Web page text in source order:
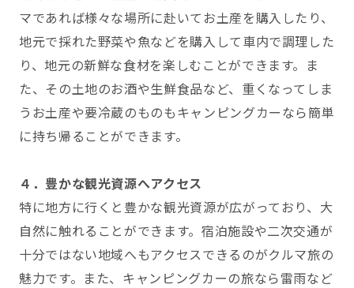
マであれば様々な場所に赴いてお土産を購入したり、
地元で採れた野菜や魚などを購入して車内で調理した
り、地元の新鮮な食材を楽しむことができます。ま
た、その土地のお酒や生鮮食品など、重くなってしま
うお土産や要冷蔵のものもキャンピングカーなら簡単
に持ち帰ることができます。
４．豊かな観光資源へアクセス
特に地方に行くと豊かな観光資源が広がっており、大
自然に触れることができます。宿泊施設や二次交通が
十分ではない地域へもアクセスできるのがクルマ旅の
魅力です。また、キャンピングカーの旅なら雷雨など